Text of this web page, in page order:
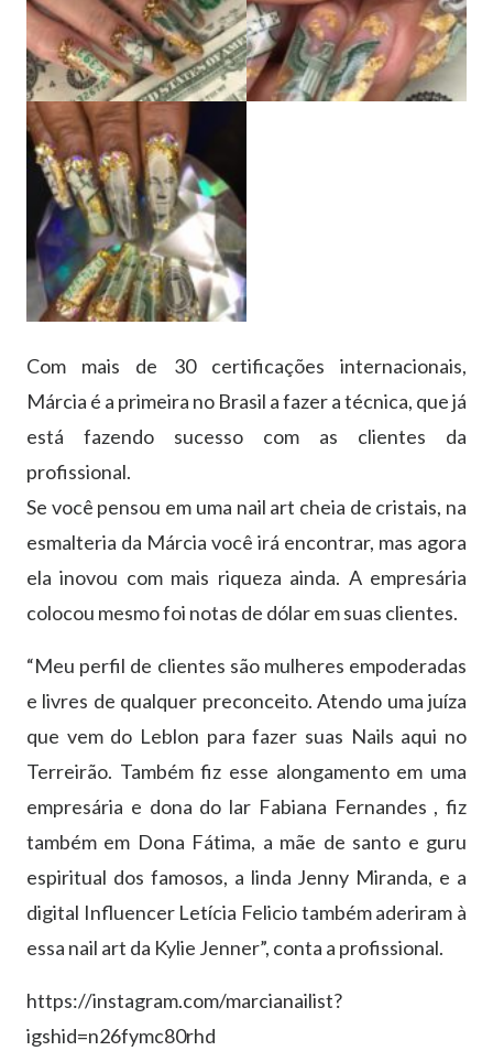
Com mais de 30 certificações internacionais,
Márcia é a primeira no Brasil a fazer a técnica, que já
está fazendo sucesso com as clientes da
profissional.
Se você pensou em uma nail art cheia de cristais, na
esmalteria da Márcia você irá encontrar, mas agora
ela inovou com mais riqueza ainda. A empresária
colocou mesmo foi notas de dólar em suas clientes.
“Meu perfil de clientes são mulheres empoderadas
e livres de qualquer preconceito. Atendo uma juíza
que vem do Leblon para fazer suas Nails aqui no
Terreirão. Também fiz esse alongamento em uma
empresária e dona do lar Fabiana Fernandes , fiz
também em Dona Fátima, a mãe de santo e guru
espiritual dos famosos, a linda Jenny Miranda, e a
digital Influencer Letícia Felicio também aderiram à
essa nail art da Kylie Jenner”, conta a profissional.
https://instagram.com/marcianailist?
igshid=n26fymc80rhd